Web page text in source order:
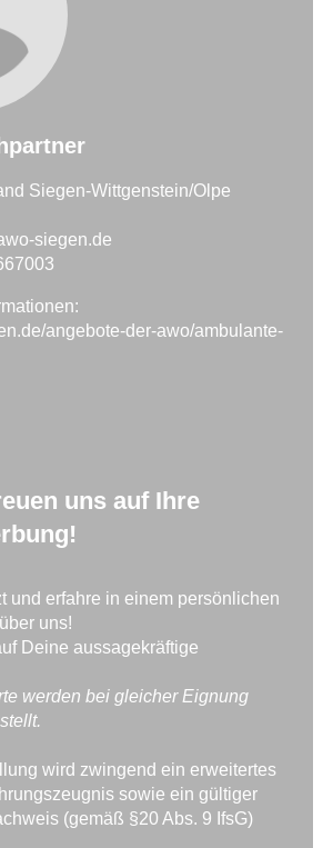
Siegen-Wittgenstein/Olpe
siegen.de
angebote-der-awo/ambulante-
uns auf Ihre
und erfahre in einem persönlichen
uns!
Deine aussagekräftige
werden bei gleicher Eignung
wird zwingend ein erweitertes
sowie ein gültiger
(gemäß §20 Abs. 9 IfsG)